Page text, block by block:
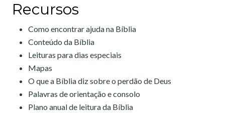
Recursos
Como encontrar ajuda na Bíblia
Conteúdo da Bíblia
Leituras para dias especiais
Mapas
O que a Bíblia diz sobre o perdão de Deus
Palavras de orientação e consolo
Plano anual de leitura da Bíblia